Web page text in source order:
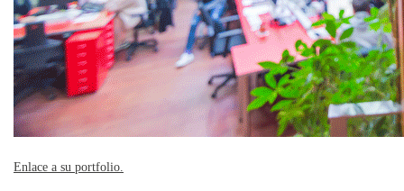
Enlace a su portfolio.